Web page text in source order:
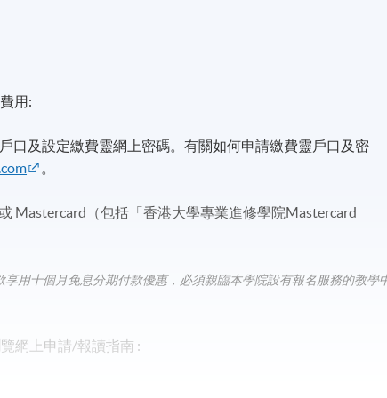
用:
口及設定繳費靈網上密碼。有關如何申請繳費靈戶口及密
。
Mastercard（包括「香港大學專業進修學院Mastercard
享用十個月免息分期付款優惠，必須親臨本學院設有報名服務的教學
網上申請/報讀指南 :